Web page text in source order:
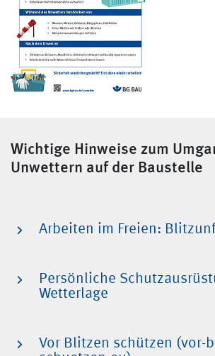
Wichtige Hinweise zum
Unwettern auf der Baustelle
Arbeiten im Freien:
Persönliche
Wetterlage
Vor Blitzen schützen (vor-